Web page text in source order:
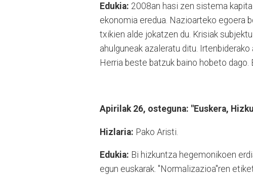
Edukia: 2008an hasi zen sistema
ekonomia eredua. Nazioarteko egoera
txikien alde jokatzen du. Krisiak
ahulguneak azaleratu ditu.
Herria beste batzuk baino hobeto dago.
Apirilak 26, osteguna: "Euskera,
Hizlaria: Pako Aristi.
Edukia: Bi hizkuntza hegemonikoen
egun euskarak. "Normalizazioa"ren